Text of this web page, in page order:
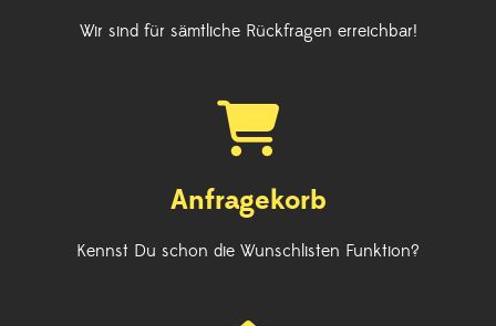
Wir sind für sämtliche Rückfragen erreichbar!
Anfragekorb
Kennst Du schon die Wunschlisten Funktion?